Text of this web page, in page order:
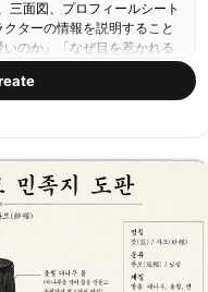
三面図、プロフィールシート
ターの情報を説明すること
のか」「なぜ目を惹かれる
があるのか」を、 デザイン
す。 入力画像からキャラク
取ってください。 ・目の
装の好きポイント、リボ
、袖、スカート、靴などの
わいく見える角度 ・全体か
るポイント、惹かれる理由
してください。 キャラクタ
子の魅力が最も伝わる角
。 正面すぎる証明写真のよ